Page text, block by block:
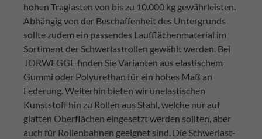
hohen Traglasten von bis zu 10.000 kg gewährleisten.
Abhängig von der Beschaffenheit des Untergrunds
sollte zudem ein passendes Laufflächenmaterial im
Sortiment der Schwerlastrollen gewählt werden. Bei
TORWEGGE finden Sie Varianten aus elastischem
Gummi oder Polyurethan für ein hohes Maß an
Federung. Weiterhin bieten wir unelastischen
Kunststoff hin zu Rollen aus Stahl, welche nur auf
glatten Oberflächen eingesetzt werden sollten, aber
auch für Rollenbahnen geeignet sind. Die Schwerlast-